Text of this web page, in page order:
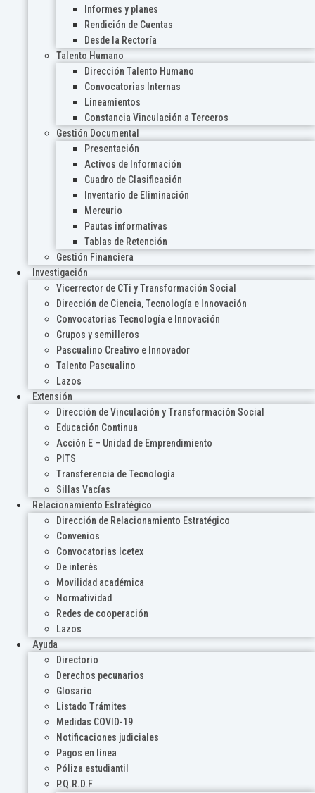
Informes y planes
Rendición de Cuentas
Desde la Rectoría
Talento Humano
Dirección Talento Humano
Convocatorias Internas
Lineamientos
Constancia Vinculación a Terceros
Gestión Documental
Presentación
Activos de Información
Cuadro de Clasificación
Inventario de Eliminación
Mercurio
Pautas informativas
Tablas de Retención
Gestión Financiera
Investigación
Vicerrector de CTi y Transformación Social
Dirección de Ciencia, Tecnología e Innovación
Convocatorias Tecnología e Innovación
Grupos y semilleros
Pascualino Creativo e Innovador
Talento Pascualino
Lazos
Extensión
Dirección de Vinculación y Transformación Social
Educación Continua
Acción E – Unidad de Emprendimiento
PITS
Transferencia de Tecnología
Sillas Vacías
Relacionamiento Estratégico
Dirección de Relacionamiento Estratégico
Convenios
Convocatorias Icetex
De interés
Movilidad académica
Normatividad
Redes de cooperación
Lazos
Ayuda
Directorio
Derechos pecunarios
Glosario
Listado Trámites
Medidas COVID-19
Notificaciones judiciales
Pagos en línea
Póliza estudiantil
P.Q.R.D.F